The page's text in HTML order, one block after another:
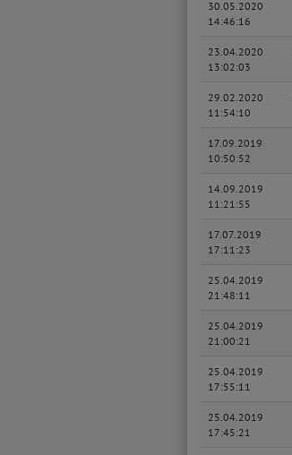
30.05.2020
14:46:16
23.04.2020
13:02:03
29.02.2020
11:54:10
17.09.2019
10:50:52
14.09.2019
11:21:55
17.07.2019
17:11:23
25.04.2019
21:48:11
25.04.2019
21:00:21
25.04.2019
17:55:11
25.04.2019
17:45:21